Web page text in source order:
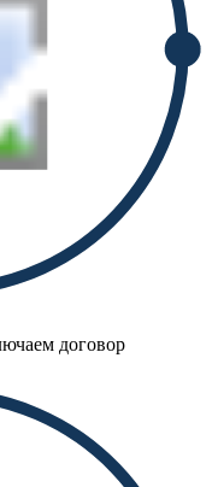
договор